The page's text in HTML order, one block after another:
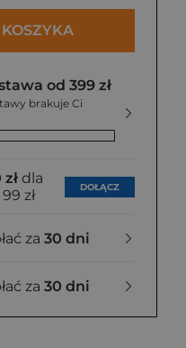
od 399 zł
brakuje Ci
dla
zł
DOŁĄCZ
za 30 dni
za 30 dni